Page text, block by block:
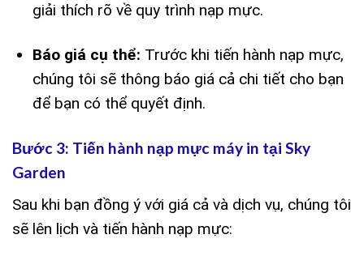
giải thích rõ về quy trình nạp mực.
Báo giá cụ thể: Trước khi tiến hành nạp mực,
chúng tôi sẽ thông báo giá cả chi tiết cho bạn
để bạn có thể quyết định.
Bước 3: Tiến hành nạp mực máy in tại Sky
Garden
Sau khi bạn đồng ý với giá cả và dịch vụ, chúng tôi
sẽ lên lịch và tiến hành nạp mực: